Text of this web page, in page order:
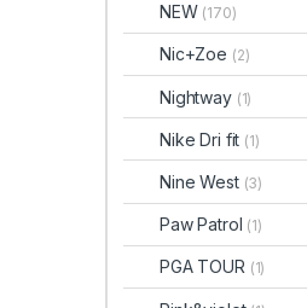
NEW (170)
Nic+Zoe (2)
Nightway (1)
Nike Dri fit (1)
Nine West (3)
Paw Patrol (1)
PGA TOUR (1)